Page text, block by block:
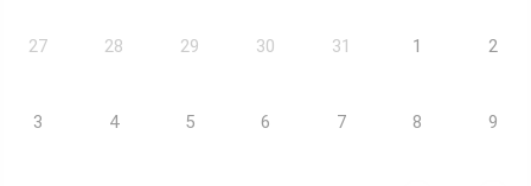
27 28 29 30 31 1 2
3 4 5 6 7 8 9